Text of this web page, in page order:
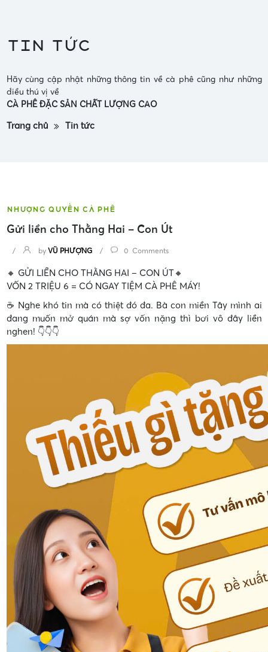
Tin tức
Hãy cùng cập nhật những thông tin về cà phê cũng như những
điều thú vị về
CÀ PHÊ ĐẶC SẢN CHẤT LƯỢNG CAO
Trang chủ Tin tức
Nhượng Quyền Cà Phê
Gửi liền cho Thằng Hai – Con Út
/ by VŨ PHƯỢNG / 0 Comments
🔸 GỬI LIỀN CHO THẰNG HAI – CON ÚT🔸
VỐN 2 TRIỆU 6 = CÓ NGAY TIỆM CÀ PHÊ MÁY!
☕️ Nghe khó tin mà có thiệt đó đa. Bà con miền Tây mình ai
đang muốn mở quán mà sợ vốn nặng thì bơi vô đây liền
nghen! 👇👇👇